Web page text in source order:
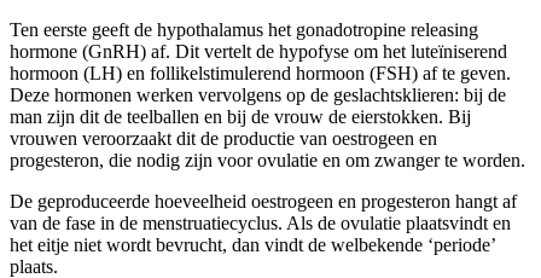
Ten eerste geeft de hypothalamus het gonadotropine releasing
hormone (GnRH) af. Dit vertelt de hypofyse om het luteïniserend
hormoon (LH) en follikelstimulerend hormoon (FSH) af te geven.
Deze hormonen werken vervolgens op de geslachtsklieren: bij de
man zijn dit de teelballen en bij de vrouw de eierstokken. Bij
vrouwen veroorzaakt dit de productie van oestrogeen en
progesteron, die nodig zijn voor ovulatie en om zwanger te worden.
De geproduceerde hoeveelheid oestrogeen en progesteron hangt af
van de fase in de menstruatiecyclus. Als de ovulatie plaatsvindt en
het eitje niet wordt bevrucht, dan vindt de welbekende ‘periode’
plaats.